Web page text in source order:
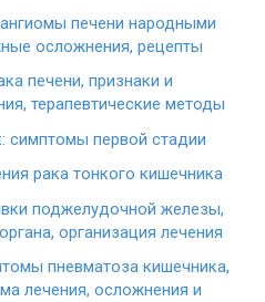
печени народными
осложнения, рецепты
печени, признаки и
терапевтические методы
симптомы первой стадии
рака тонкого кишечника
поджелудочной железы,
организация лечения
пневматоза кишечника,
лечения, осложнения и